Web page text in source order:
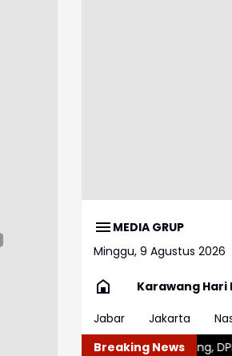
MEDIA GRUP
Minggu, 9 Agustus 2026
Karawang Hari
Jabar
Jakarta
Breaking News
DPR Akan Panggil Polda Sumut